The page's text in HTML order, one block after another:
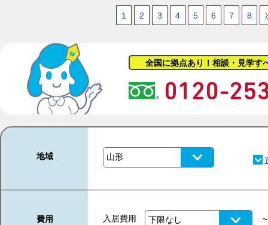
1 2 3 4 5 6 7 8
全国に拠点あり！相談・見学す
地域
費用 入居費用